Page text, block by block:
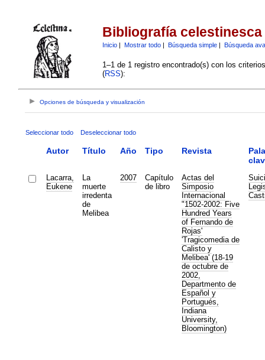
Bibliografía celestinesca
Inicio| Mostrar todo| Búsqueda simple| Búsqueda
1–1 de 1 registro encontrado(s) con los
(RSS):
Opciones de búsqueda y visualización
Seleccionar todo Deseleccionar todo
Autor Título Año Tipo Revista
Lacarra,
Eukene
La
muerte
irredenta
de
Melibea
2007
Capítulo
de libro
Actas del
Simposio
Internacional
"1502-2002: Five
Hundred Years
of Fernando de
Rojas'
'Tragicomedia de
Calisto y
Melibea' (18-19
de octubre de
2002,
Departmento de
Español y
Portugués,
Indiana
University,
Bloomington)